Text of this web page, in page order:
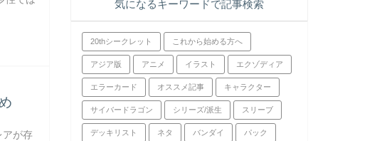
が存
気になるキーワードで記事検索
20thシークレット これから始める方へ
アジア版 アニメ イラスト エクゾディア
エラーカード オススメ記事 キャラクター
サイバードラゴン シリーズ/派生 スリーブ
デッキリスト ネタ バンダイ パック